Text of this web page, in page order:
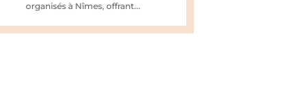
organisés à Nîmes, offrant...